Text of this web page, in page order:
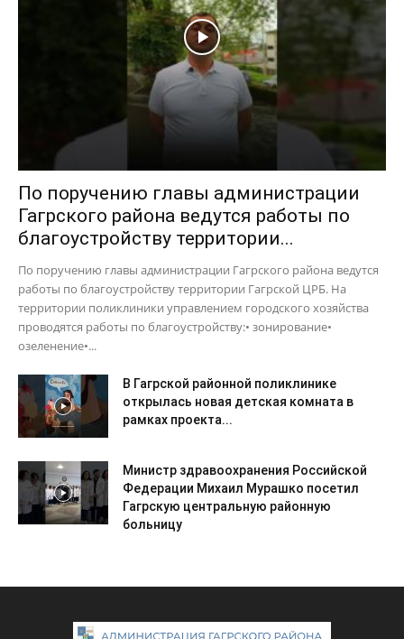
По поручению главы администрации
Гагрского района ведутся работы по
благоустройству территории...
По поручению главы администрации Гагрского района ведутся
работы по благоустройству территории Гагрской ЦРБ. На
территории поликлиники управлением городского хозяйства
проводятся работы по благоустройству:• зонирование•
озеленение•...
В Гагрской районной поликлинике
открылась новая детская комната в
рамках проекта...
Министр здравоохранения Российской
Федерации Михаил Мурашко посетил
Гагрскую центральную районную
больницу